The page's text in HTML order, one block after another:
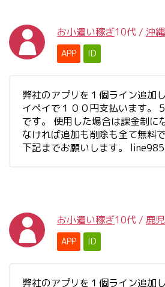
お小遣い稼ぎ10代 / 沖縄
APP ID
弊社のアプリを１個ライン追加
イペイで１００円支払います。
です。 使用した場合は課金制に
なければ追加も削除も全て無料
下記までお願いします。
お小遣い稼ぎ10代 / 鹿
APP ID
弊社のアプリを１個ライン追加